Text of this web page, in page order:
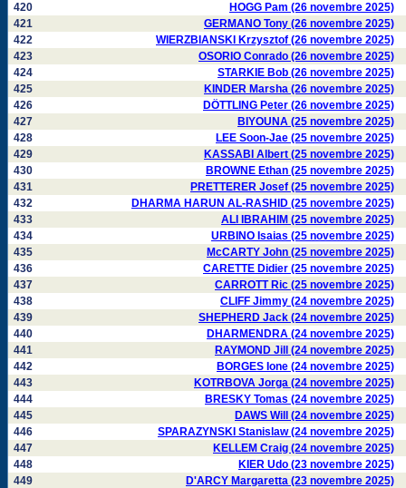
420
HOGG Pam (26 novembre 2025)
421
GERMANO Tony (26 novembre 2025)
422
WIERZBIANSKI Krzysztof (26 novembre 2025)
423
OSORIO Conrado (26 novembre 2025)
424
STARKIE Bob (26 novembre 2025)
425
KINDER Marsha (26 novembre 2025)
426
DÖTTLING Peter (26 novembre 2025)
427
BIYOUNA (25 novembre 2025)
428
LEE Soon-Jae (25 novembre 2025)
429
KASSABI Albert (25 novembre 2025)
430
BROWNE Ethan (25 novembre 2025)
431
PRETTERER Josef (25 novembre 2025)
432
DHARMA HARUN AL-RASHID (25 novembre 2025)
433
ALI IBRAHIM (25 novembre 2025)
434
URBINO Isaias (25 novembre 2025)
435
McCARTY John (25 novembre 2025)
436
CARETTE Didier (25 novembre 2025)
437
CARROTT Ric (25 novembre 2025)
438
CLIFF Jimmy (24 novembre 2025)
439
SHEPHERD Jack (24 novembre 2025)
440
DHARMENDRA (24 novembre 2025)
441
RAYMOND Jill (24 novembre 2025)
442
BORGES Ione (24 novembre 2025)
443
KOTRBOVA Jorga (24 novembre 2025)
444
BRESKY Tomas (24 novembre 2025)
445
DAWS Will (24 novembre 2025)
446
SPARAZYNSKI Stanislaw (24 novembre 2025)
447
KELLEM Craig (24 novembre 2025)
448
KIER Udo (23 novembre 2025)
449
D'ARCY Margaretta (23 novembre 2025)